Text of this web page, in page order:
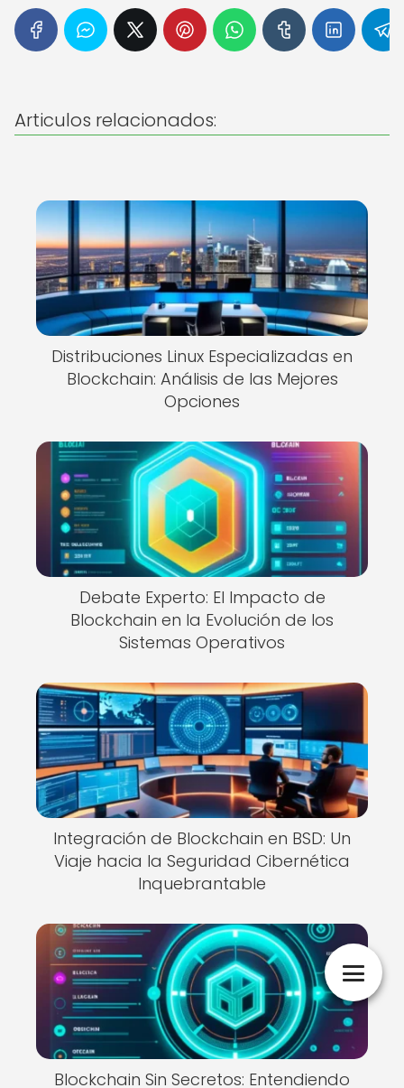
Articulos relacionados:
Distribuciones Linux Especializadas en
Blockchain: Análisis de las Mejores
Opciones
Debate Experto: El Impacto de
Blockchain en la Evolución de los
Sistemas Operativos
Integración de Blockchain en BSD: Un
Viaje hacia la Seguridad Cibernética
Inquebrantable
Blockchain Sin Secretos: Entendiendo